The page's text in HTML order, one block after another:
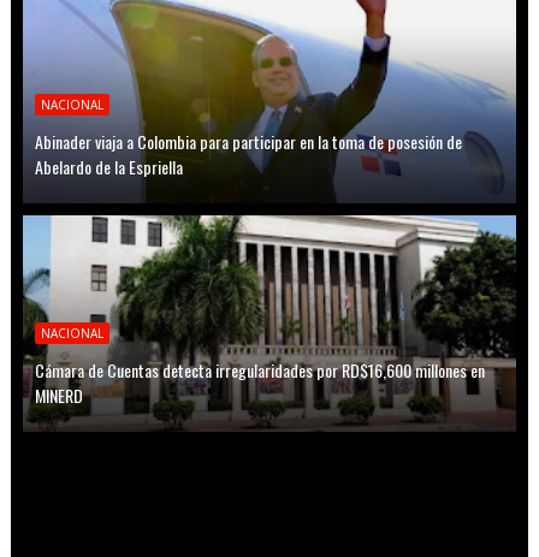
NACIONAL
Abinader viaja a Colombia para participar en la toma de posesión de
Abelardo de la Espriella
NACIONAL
Cámara de Cuentas detecta irregularidades por RD$16,600 millones en
MINERD